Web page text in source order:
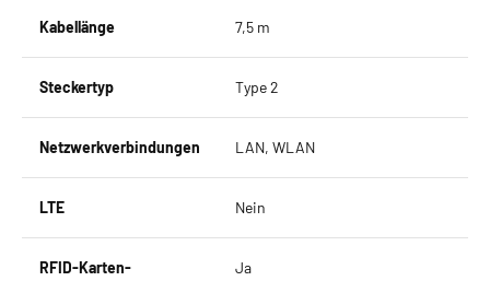
Kabellänge 7,5 m
Steckertyp Type 2
Netzwerkverbindungen LAN, WLAN
LTE Nein
RFID-Karten-
Ja